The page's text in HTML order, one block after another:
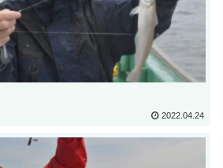
2022.04.24